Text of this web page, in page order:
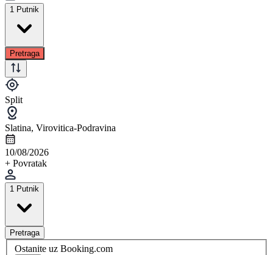
1 Putnik
Pretraga
Split
Slatina, Virovitica-Podravina
10/08/2026
+ Povratak
1 Putnik
Pretraga
Ostanite uz Booking.com